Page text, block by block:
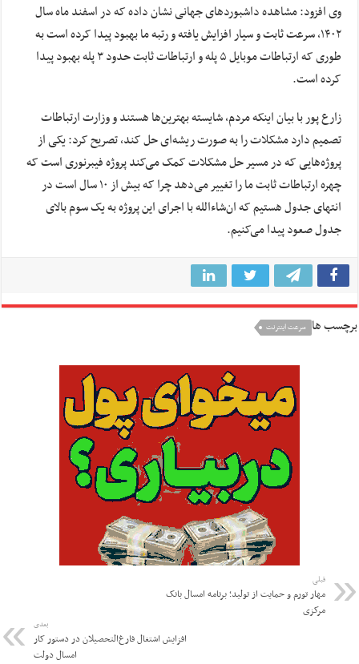
وی افزود: مشاهده داشبوردهای جهانی نشان داده که در اسفند ماه سال
۱۴۰۲، سرعت ثابت و سیار افزایش یافته و رتبه ما بهبود پیدا کرده است به
طوری که ارتباطات موبایل ۵ پله و ارتباطات ثابت حدود ۳ پله بهبود پیدا
کرده است.
زارع پور با بیان اینکه مردم، شایسته بهترین‌ها هستند و وزارت ارتباطات
تصمیم دارد مشکلات را به صورت ریشه‌ای حل کند، تصریح کرد: یکی از
پروژه‌هایی که در مسیر حل مشکلات کمک می‌کند پروژه فیبرنوری است که
چهره ارتباطات ثابت ما را تغییر می‌دهد چرا که بیش از ۱۰ سال است در
انتهای جدول هستیم که ان‌شاءالله با اجرای این پروژه به یک سوم بالای
جدول صعود پیدا می‌کنیم.
برچسب ها سرعت اینترنت
قبلی
مهار تورم و حمایت از تولید؛ برنامه امسال بانک
مرکزی
بعدی
افزایش اشتغال فارغ‌التحصیلان در دستور کار
امسال دولت